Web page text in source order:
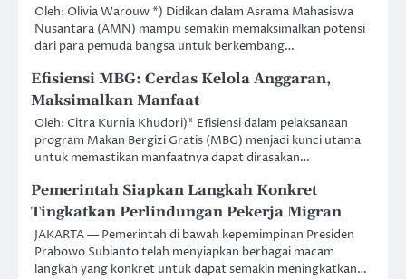
Oleh: Olivia Warouw *) Didikan dalam Asrama Mahasiswa
Nusantara (AMN) mampu semakin memaksimalkan potensi
dari para pemuda bangsa untuk berkembang…
Efisiensi MBG: Cerdas Kelola Anggaran,
Maksimalkan Manfaat
Oleh: Citra Kurnia Khudori)* Efisiensi dalam pelaksanaan
program Makan Bergizi Gratis (MBG) menjadi kunci utama
untuk memastikan manfaatnya dapat dirasakan…
Pemerintah Siapkan Langkah Konkret
Tingkatkan Perlindungan Pekerja Migran
JAKARTA — Pemerintah di bawah kepemimpinan Presiden
Prabowo Subianto telah menyiapkan berbagai macam
langkah yang konkret untuk dapat semakin meningkatkan…